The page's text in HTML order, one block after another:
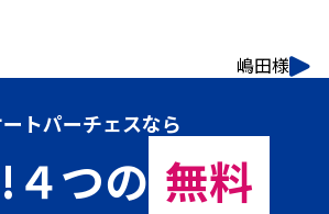
嶋田様
トパーチェスなら
つの 無料